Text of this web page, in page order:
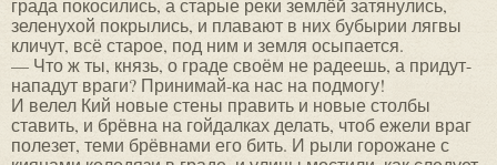
града покосились, а старые реки землёй затянулись,
зеленухой покрылись, и плавают в них бубырии лягвы
кличут, всё старое, под ним и земля осыпается.
— Что ж ты, князь, о граде своём не радеешь, а придут-
нападут враги? Принимай-ка нас на подмогу!
И велел Кий новые стены править и новые столбы
ставить, и брёвна на гойдалках делать, чтоб ежели враг
полезет, теми брёвнами его бить. И рыли горожане с